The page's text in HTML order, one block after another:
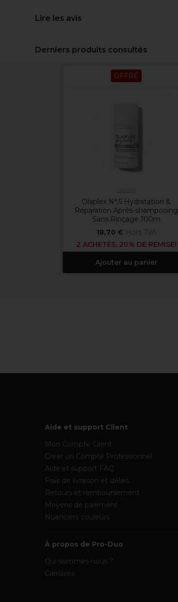
Lire les avis
Derniers produits consultés
OFFRE
Olaplex N°.5 Hydratation &
Réparation Après-shampooing
Sans Rinçage 100m
18,70 € Hors TVA
2 ACHETÉS, 20% DE REMISE!
Ajouter au panier
Aide et support Client
Mon Compte Client
Créer un Compte Professionnel
Aide et support FAQ
Frais de livraison et délais
Retours et remboursement
Moyens de paiement
Nuanciers couleurs
À propos de Pro-Duo
Qui sommes-nous ?
Carrières